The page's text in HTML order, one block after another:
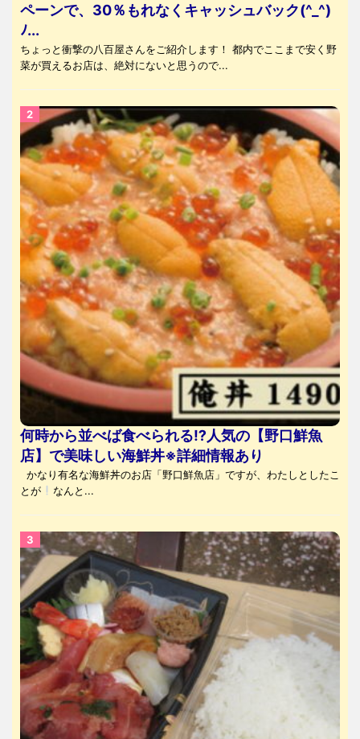
ペーンで、30％もれなくキャッシュバック(^_^)
ﾉ...
ちょっと衝撃の八百屋さんをご紹介します！ 都内でここまで安く野
菜が買えるお店は、絶対にないと思うので...
何時から並べば食べられる⁉人気の【野口鮮魚
店】で美味しい海鮮丼※詳細情報あり
かなり有名な海鮮丼のお店「野口鮮魚店」ですが、わたしとしたこ
とが
なんと...